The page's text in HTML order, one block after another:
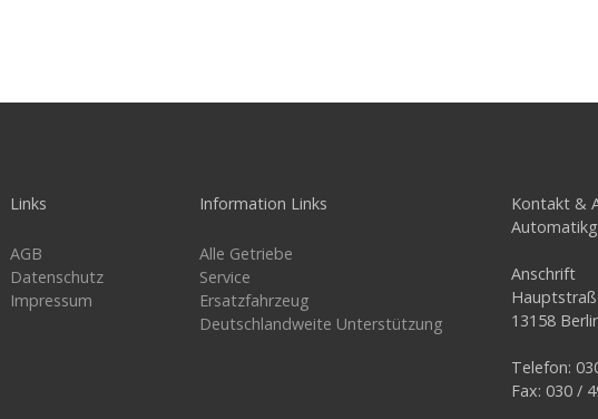
Links
AGB
Datenschutz
Impressum
Information Links
Alle Getriebe
Service
Ersatzfahrzeug
Deutschlandweite Unterstützung
Kontakt &
Anschrift
13158
Telefon:
Fax: 030 /